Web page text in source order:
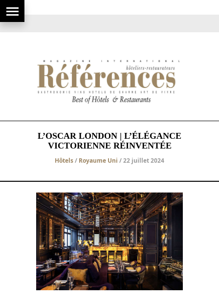
L’OSCAR LONDON | L’ÉLÉGANCE
VICTORIENNE RÉINVENTÉE
Hôtels/ Royaume Uni / 22 juillet 2024